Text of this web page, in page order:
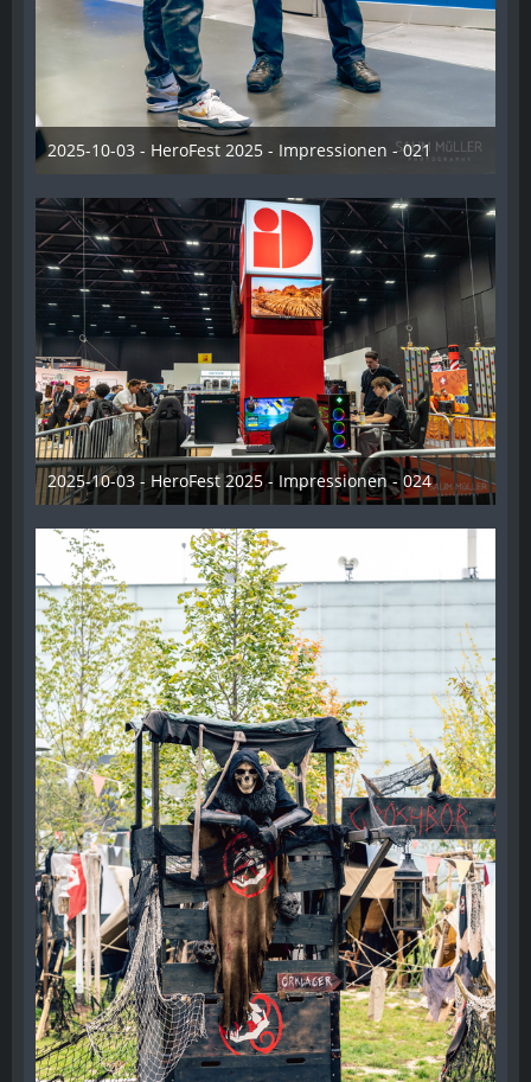
2025-10-03 - HeroFest 2025 - Impressionen - 021
2025-10-03 - HeroFest 2025 - Impressionen - 024
21. Oktober 2025